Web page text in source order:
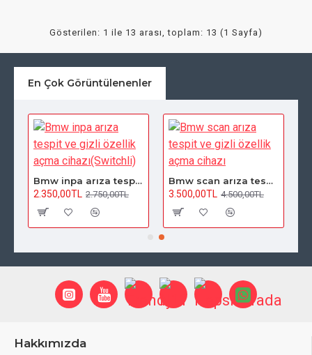
Gösterilen: 1 ile 13 arası, toplam: 13 (1 Sayfa)
En Çok Görüntülenenler
Bmw inpa arıza tespit ve gizli özellik açma cihazı(Switchli)
2.350,00TL 2.750,00TL
Bmw scan arıza tespit ve gizli özellik açma cihazı
3.500,00TL 4.500,00TL
Hakkımızda